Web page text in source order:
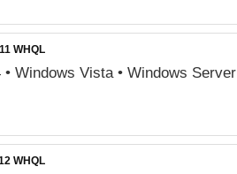
WHQL
Windows Vista • Windows
WHQL